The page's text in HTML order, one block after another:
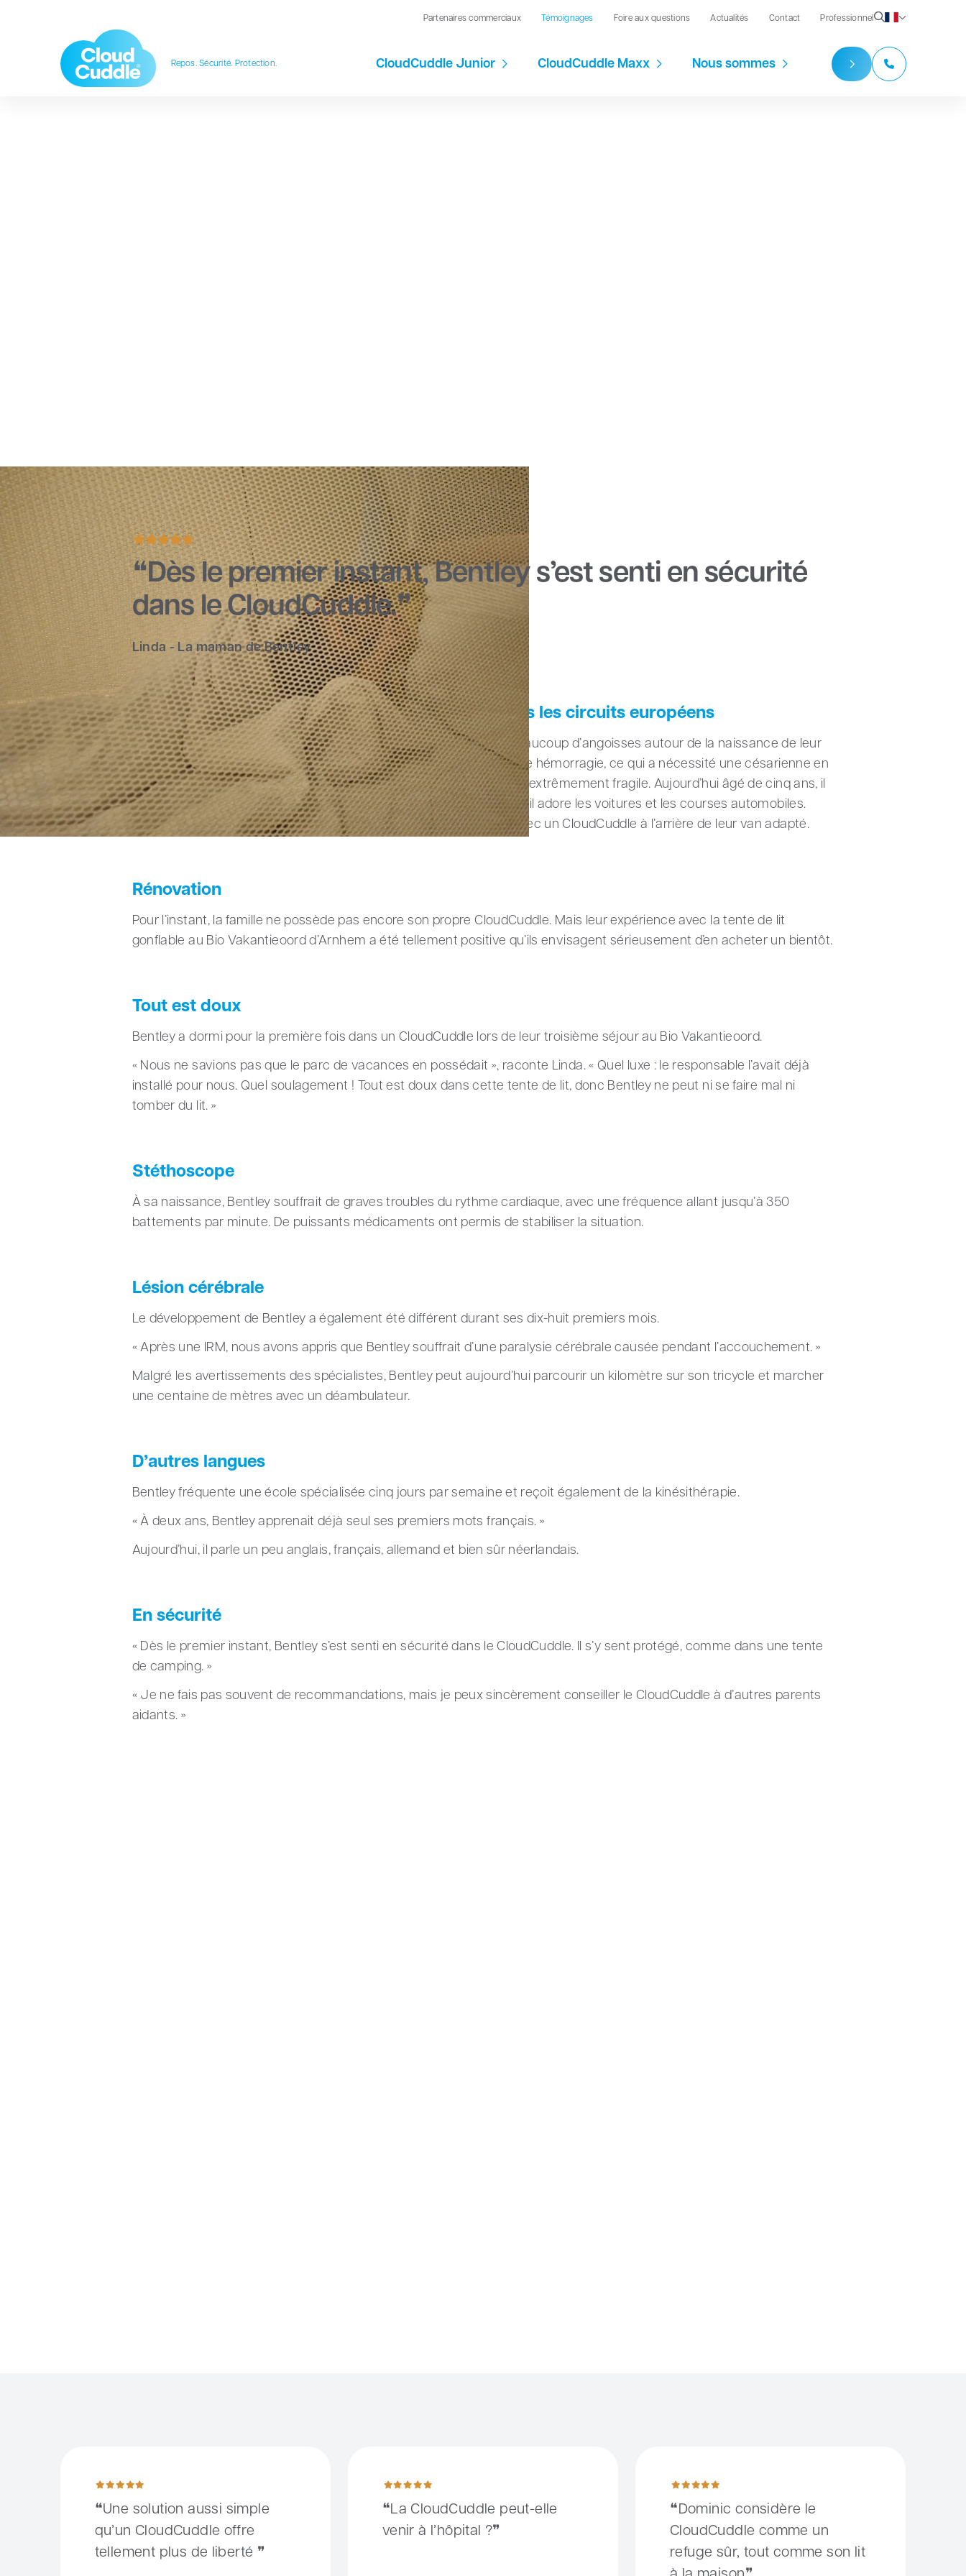
Partenaires commerciaux Témoignages Foire aux questions Actualités Contact Professionnel
Repos. Sécurité. Protection. CloudCuddle Junior CloudCuddle Maxx Nous sommes
Dès le premier instant, Bentley s’est senti en sécurité
dans le CloudCuddle.
Linda - La maman de Bentley
Avec un CloudCuddle dans le van adapté à travers les circuits européens
Linda Leppers (39 ans) et son partenaire Leon (48 ans) ont vécu beaucoup d’angoisses autour de la naissance de leur
fils unique Bentley. À trente semaines de grossesse, Linda a subi une hémorragie, ce qui a nécessité une césarienne en
urgence. Durant sa première année de vie, la santé de Bentley était extrêmement fragile. Aujourd’hui âgé de cinq ans, il
devient un véritable petit prodige des langues. Comme ses parents, il adore les voitures et les courses automobiles.
Leur rêve est donc de parcourir ensemble les circuits européens avec un CloudCuddle à l’arrière de leur van adapté.
Rénovation
Pour l’instant, la famille ne possède pas encore son propre CloudCuddle. Mais leur expérience avec la tente de lit
gonflable au Bio Vakantieoord d’Arnhem a été tellement positive qu’ils envisagent sérieusement d’en acheter un bientôt.
Tout est doux
Bentley a dormi pour la première fois dans un CloudCuddle lors de leur troisième séjour au Bio Vakantieoord.
« Nous ne savions pas que le parc de vacances en possédait », raconte Linda. « Quel luxe : le responsable l’avait déjà
installé pour nous. Quel soulagement ! Tout est doux dans cette tente de lit, donc Bentley ne peut ni se faire mal ni
tomber du lit. »
Stéthoscope
À sa naissance, Bentley souffrait de graves troubles du rythme cardiaque, avec une fréquence allant jusqu’à 350
battements par minute. De puissants médicaments ont permis de stabiliser la situation.
Lésion cérébrale
Le développement de Bentley a également été différent durant ses dix-huit premiers mois.
« Après une IRM, nous avons appris que Bentley souffrait d’une paralysie cérébrale causée pendant l’accouchement. »
Malgré les avertissements des spécialistes, Bentley peut aujourd’hui parcourir un kilomètre sur son tricycle et marcher
une centaine de mètres avec un déambulateur.
D’autres langues
Bentley fréquente une école spécialisée cinq jours par semaine et reçoit également de la kinésithérapie.
« À deux ans, Bentley apprenait déjà seul ses premiers mots français. »
Aujourd’hui, il parle un peu anglais, français, allemand et bien sûr néerlandais.
En sécurité
« Dès le premier instant, Bentley s’est senti en sécurité dans le CloudCuddle. Il s’y sent protégé, comme dans une tente
de camping. »
« Je ne fais pas souvent de recommandations, mais je peux sincèrement conseiller le CloudCuddle à d’autres parents
aidants. »
Une solution aussi simple
qu’un CloudCuddle offre
tellement plus de liberté
La CloudCuddle peut-elle
venir à l’hôpital ?
Dominic considère le
CloudCuddle comme un
refuge sûr, tout comme son lit